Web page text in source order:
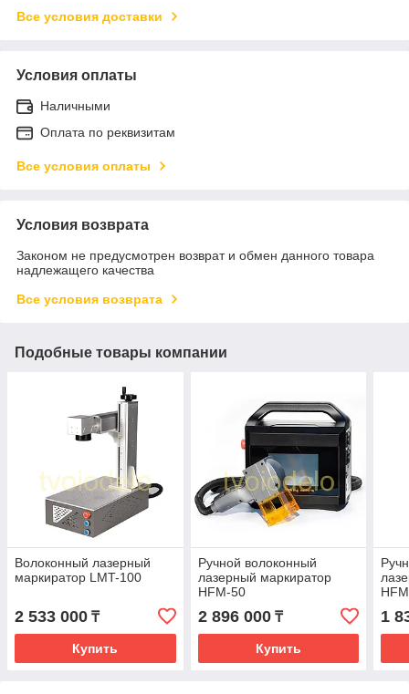
Все условия доставки
Условия оплаты
Наличными
Оплата по реквизитам
Все условия оплаты
Условия возврата
Законом не предусмотрен возврат и обмен данного товара
надлежащего качества
Все условия возврата
Подобные товары компании
Волоконный лазерный
маркиратор LMT-100
2 533 000 ₸
Купить
Ручной волоконный
лазерный маркиратор
HFM-50
2 896 000₸
Купить
1